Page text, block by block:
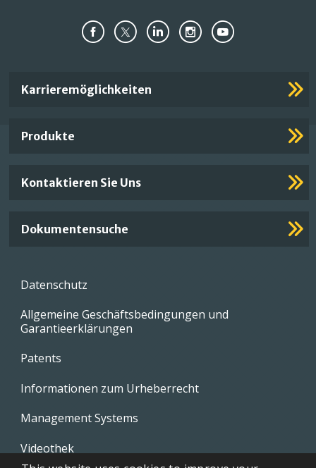
Important
Karrieremöglichkeiten
Produkte
Kontaktieren Sie Uns
Dokumentensuche
Footer
Datenschutz
Allgemeine Geschäftsbedingungen und
Garantieerklärungen
Patents
Informationen zum Urheberrecht
Management Systems
Videothek